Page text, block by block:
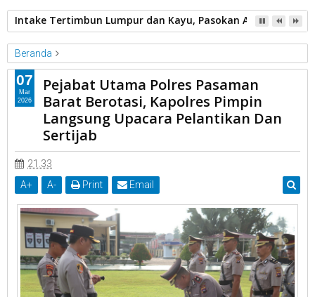
Kapolres Pasaman Barat Pimpin Serah Terima Jabatan PJU
Beranda
Unlabelled
Pejabat Utama Polres Pasaman Barat Berotasi, Kapolres Pimpin
Langsung Upacara Pelantikan Dan Sertijab
Pejabat Utama Polres Pasaman
Barat Berotasi, Kapolres Pimpin
Langsung Upacara Pelantikan Dan
Sertijab
21.33
A+ A- Print Email
07
Mar
2026